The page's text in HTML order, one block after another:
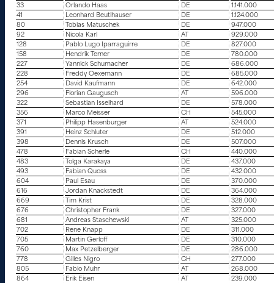
33
Orlando Haas DE
1.141.000
41
Leonhard Beutlhauser DE
1.124.000
80
Tobias Matuschek DE
947.000
92
Nicola Karl AT
929.000
128
Pablo Lugo Iparraguirre DE
827.000
158
Hendrik Terner DE
780.000
227
Yannick Schumacher DE
686.000
228
Freddy Oexemann DE
685.000
254
David Kaufmann DE
642.000
296
Florian Gaugusch AT
596.000
322
Sebastian Isselhard DE
578.000
356
Marco Meisser CH
545.000
371
Philipp Hasenburger AT
524.000
391
Heinz Schluter DE
512.000
398
Dennis Krusch DE
507.000
478
Fabian Scherle CH
440.000
483
Tolga Karakaya DE
437.000
493
Fabian Quoss DE
432.000
604
Paul Esau DE
370.000
616
Jordan Knackstedt DE
364.000
669
Tim Krist DE
328.000
676
Christopher Frank DE
327.000
681
Andreas Staschewski AT
325.000
702
Rene Knapp DE
311.000
705
Martin Gerloff DE
310.000
760
Max Petzelberger DE
286.000
778
Gilles Nigro CH
277.000
805
Fabio Muhr AT
268.000
864
Erik Eisen AT
239.000